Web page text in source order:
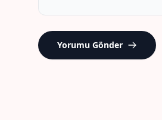
Yorumu Gönder